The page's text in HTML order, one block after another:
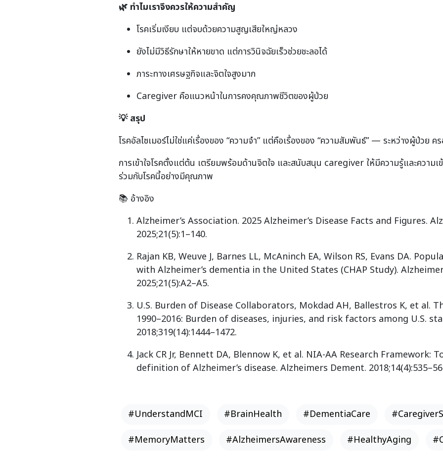
🌿 ทำไมเราจึงควรให้ความสำคัญ
โรคเริ่มเงียบ แต่จบด้วยความสูญเสียใหญ่หลวง
ยังไม่มีวิธีรักษาให้หายขาด แต่การวินิจฉัยเร็วช่วยชะลอได้
ภาระทางเศรษฐกิจและจิตใจสูงมาก
Caregiver คือแนวหน้าในการคงคุณภาพชีวิตของผู้ป่วย
💡 สรุป
โรคอัลไซเมอร์ไม่ใช่แค่เรื่องของ “ความจำ” แต่คือเรื่องของ “ความสัมพันธ์” — ระหว่างผู้ป่วย
การเข้าใจโรคตั้งแต่ต้น เตรียมพร้อมด้านจิตใจ และสนับสนุน caregiver ให้มีความรู้และความ
ร่วมกับโรคนี้อย่างมีคุณภาพ
📚 อ้างอิง
Alzheimer’s Association. 2025 Alzheimer’s Disease Facts and Figures.
2025;21(5):1–140.
Rajan KB, Weuve J, Barnes LL, McAninch EA, Wilson RS, Evans DA.
with Alzheimer’s dementia in the United States (CHAP Study).
2025;21(5):A2–A5.
U.S. Burden of Disease Collaborators, Mokdad AH, Ballestros K, et al.
1990–2016: Burden of diseases, injuries, and risk factors among U.S.
2018;319(14):1444–1472.
Jack CR Jr, Bennett DA, Blennow K, et al. NIA-AA Research Framework:
definition of Alzheimer’s disease. Alzheimers Dement.
#UnderstandMCI #BrainHealth #DementiaCare
#MemoryMatters
#AlzheimersAwareness #HealthyAging